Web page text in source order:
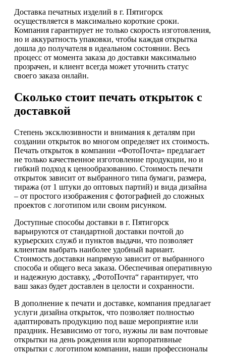
Доставка печатных изделий в г. Пятигорск
осуществляется в максимально короткие сроки.
Компания гарантирует не только скорость изготовления,
но и аккуратность упаковки, чтобы каждая открытка
дошла до получателя в идеальном состоянии. Весь
процесс от момента заказа до доставки максимально
прозрачен, и клиент всегда может уточнить статус
своего заказа онлайн.
Сколько стоит печать открыток с
доставкой
Степень эксклюзивности и внимания к деталям при
создании открыток во многом определяет их стоимость.
Печать открыток в компании «ФотоПочта» предлагает
не только качественное изготовление продукции, но и
гибкий подход к ценообразованию. Стоимость печати
открыток зависит от выбранного типа бумаги, размера,
тиража (от 1 штуки до оптовых партий) и вида дизайна
– от простого изображения с фотографией до сложных
проектов с логотипом или своим рисунком.
Доступные способы доставки в г. Пятигорск
варьируются от стандартной доставки почтой до
курьерских служб и пунктов выдачи, что позволяет
клиентам выбрать наиболее удобный вариант.
Стоимость доставки напрямую зависит от выбранного
способа и общего веса заказа. Обеспечивая оперативную
и надежную доставку, „ФотоПочта“ гарантирует, что
ваш заказ будет доставлен в целости и сохранности.
В дополнение к печати и доставке, компания предлагает
услуги дизайна открыток, что позволяет полностью
адаптировать продукцию под ваше мероприятие или
праздник. Независимо от того, нужны ли вам почтовые
открытки на день рождения или корпоративные
открытки с логотипом компании, наши профессионалы